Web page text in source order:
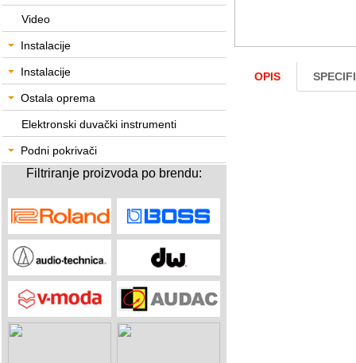
Video
Instalacije
Instalacije
Ostala oprema
Elektronski duvački instrumenti
Podni pokrivači
Filtriranje proizvoda po brendu:
OPIS